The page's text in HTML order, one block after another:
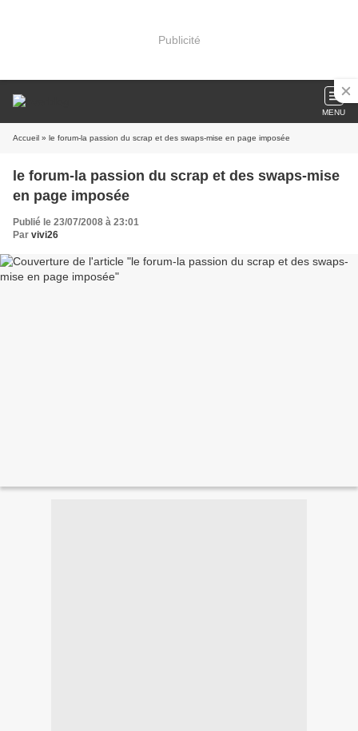
Publicité
MENU
Accueil » le forum-la passion du scrap et des swaps-mise en page imposée
le forum-la passion du scrap et des swaps-mise
en page imposée
Publié le 23/07/2008 à 23:01
Par vivi26